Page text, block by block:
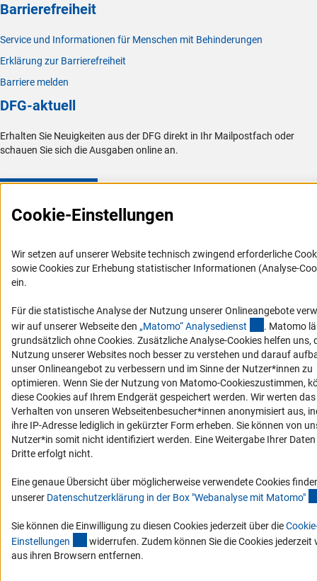
Barrierefreiheit
Service und Informationen für Menschen mit Behinderungen
Erklärung zur Barrierefreiheit
Barriere melden
DFG-aktuell
Erhalten Sie Neuigkeiten aus der DFG direkt in Ihr Mailpostfach oder
schauen Sie sich die Ausgaben online an.
Impressum Datenschutz Cookie-Einstellungen
Kontakt
Service
Cookie-Einstellungen
Wir setzen auf unserer Website technisch zwingend erforderliche
sowie Cookies zur Erhebung statistischer Informationen (Analyse-
ein.
Für die statistische Analyse der Nutzung unserer Onlineangebote
wir auf unserer Webseite den „Matomo“ Analysedienst (externer
. Matomo
grundsätzlich ohne Cookies. Zusätzliche Analyse-Cookies helfen uns,
Nutzung unserer Websites noch besser zu verstehen und darauf
unser Onlineangebot zu verbessern und im Sinne der Nutzer*innen zu
optimieren. Wenn Sie der Nutzung von Matomo-Cookieszustimmen,
diese Cookies auf Ihrem Endgerät gespeichert werden. Wir werten das
Verhalten von unseren Webseitenbesucher*innen anonymisiert aus,
ihre IP-Adresse lediglich in gekürzter Form erheben. Sie können von
Nutzer*in somit nicht identifiziert werden. Eine Weitergabe Ihrer
Dritte erfolgt nicht.
Eine genaue Übersicht über möglicherweise verwendete Cookies
unserer Datenschutzerklärung in der Box "Webanalyse mit Matomo"
Sie können die Einwilligung zu diesen Cookies jederzeit über die
Einstellungen (interner Link)
widerrufen. Zudem können Sie die Cookies jederzeit
aus ihren Browsern entfernen.